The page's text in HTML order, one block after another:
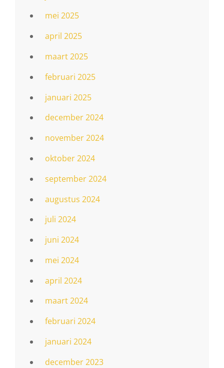
mei 2025
april 2025
maart 2025
februari 2025
januari 2025
december 2024
november 2024
oktober 2024
september 2024
augustus 2024
juli 2024
juni 2024
mei 2024
april 2024
maart 2024
februari 2024
januari 2024
december 2023